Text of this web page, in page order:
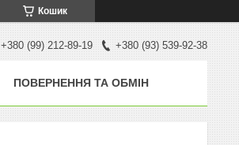
Кошик
+380 (99) 212-89-19 +380 (93) 539-92-38
ПОВЕРНЕННЯ ТА ОБМІН